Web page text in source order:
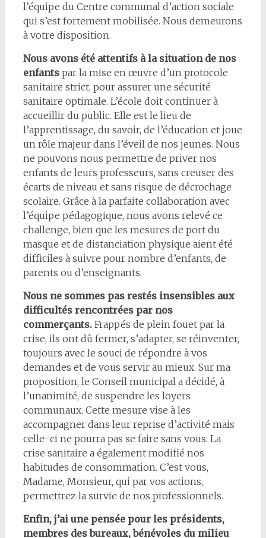
l’équipe du Centre communal d’action sociale
qui s’est fortement mobilisée. Nous demeurons
à votre disposition.
Nous avons été attentifs à la situation de nos
enfantspar la mise en œuvre d’un protocole
sanitaire strict, pour assurer une sécurité
sanitaire optimale. L’école doit continuer à
accueillir du public. Elle est le lieu de
l’apprentissage, du savoir, de l’éducation et joue
un rôle majeur dans l’éveil de nos jeunes. Nous
ne pouvons nous permettre de priver nos
enfants de leurs professeurs, sans creuser des
écarts de niveau et sans risque de décrochage
scolaire. Grâce à la parfaite collaboration avec
l’équipe pédagogique, nous avons relevé ce
challenge, bien que les mesures de port du
masque et de distanciation physique aient été
difficiles à suivre pour nombre d’enfants, de
parents ou d’enseignants.
Nous ne sommes pas restés insensibles aux
difficultés rencontrées par nos
commerçants.Frappés de plein fouet par la
crise, ils ont dû fermer, s’adapter, se réinventer,
toujours avec le souci de répondre à vos
demandes et de vous servir au mieux. Sur ma
proposition, le Conseil municipal a décidé, à
l’unanimité, de suspendre les loyers
communaux. Cette mesure vise à les
accompagner dans leur reprise d’activité mais
celle-ci ne pourra pas se faire sans vous. La
crise sanitaire a également modifié nos
habitudes de consommation. C’est vous,
Madame, Monsieur, qui par vos actions,
permettrez la survie de nos professionnels.
Enfin, j’ai une pensée pour les présidents,
membres des bureaux, bénévoles du milieu